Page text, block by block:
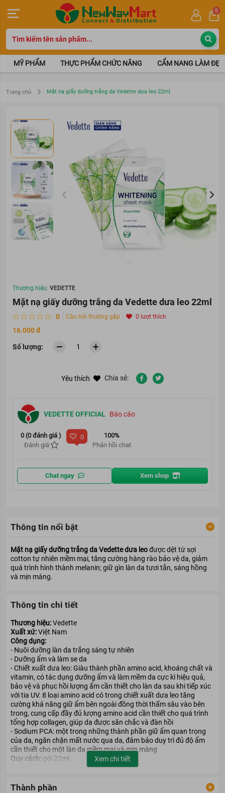
0
MỸ PHẨM THỰC PHẨM CHỨC NĂNG CẨM NANG LÀM ĐẸP
Trang chủ Mặt nạ giấy dưỡng trắng da Vedette dưa leo 22ml
Thương hiệu: VEDETTE
Mặt nạ giấy dưỡng trắng da Vedette dưa leo 22ml
0 Câu hỏi thường gặp 0 lượt thích
16.000 đ
Số lượng:
VEDETTE OFFICIAL Báo cáo
0 (0 đánh giá )
Đánh giá
0
100%
Phản hồi chat
Chat ngay Xem shop
Yêu thích Chia sẻ:
Thông tin nổi bật
Mặt nạ giấy dưỡng trắng da Vedette dưa leođược dệt từ sợi
cotton tự nhiên mềm mại, tăng cường hàng rào bảo vệ da, giảm
quá trình hình thành melanin; giữ gìn làn da tươi tắn, sáng hồng
và mịn màng.
Thông tin chi tiết
Thương hiệu:Vedette
Xuất xứ:Việt Nam
Công dụng:
- Nuôi dưỡng làn da trắng sáng tự nhiên
- Dưỡng ẩm và làm se da
- Chiết xuất dưa leo: Giàu thành phần amino acid, khoáng chất và
vitamin, có tác dụng dưỡng ẩm và làm mềm da cực kì hiệu quả,
bảo vệ và phục hồi lượng ẩm cần thiết cho làn da sau khi tiếp xúc
với tia UV. 8 loại amino acid có trong chiết xuất dưa leo tăng
cường khả năng giữ ẩm bên ngoài đồng thời thấm sâu vào bên
trong, cung cấp đầy đủ lượng amino acid cần thiết cho quá trình
tổng hợp collagen, giúp da được săn chắc và đàn hồi
- Sodium PCA: một trong những thành phần giữ ẩm quan trọng
của da, ngăn chặn mất nước qua da, đảm bảo duy trì đủ độ ẩm
cần thiết cho một làn da mềm mại và mịn màng
Quy cách: gói 22ml
3 năm kể từ ngày sản xuất
Xem chi tiết
Thành phần